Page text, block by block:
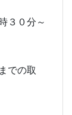
３０分～
での取